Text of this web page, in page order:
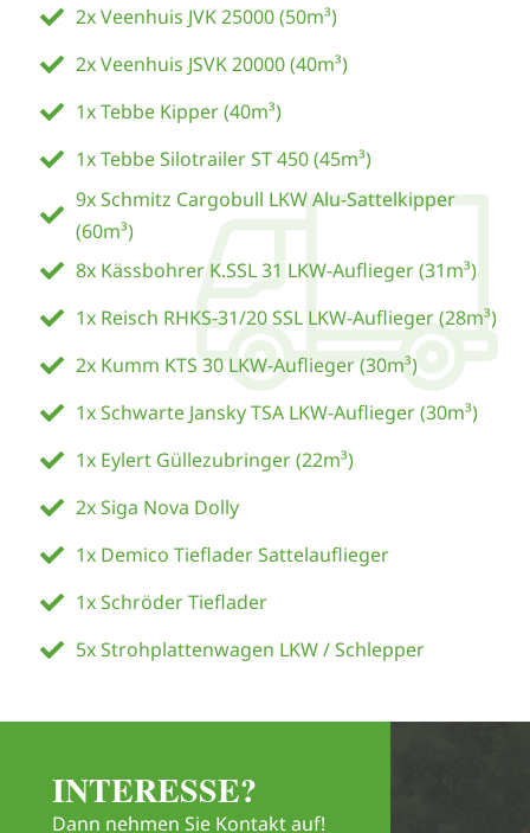
2x Veenhuis JVK 25000 (50m³)
2x Veenhuis JSVK 20000 (40m³)
1x Tebbe Kipper (40m³)
1x Tebbe Silotrailer ST 450 (45m³)
9x Schmitz Cargobull LKW Alu-Sattelkipper
(60m³)
8x Kässbohrer K.SSL 31 LKW-Auflieger (31m³)
1x Reisch RHKS-31/20 SSL LKW-Auflieger (28m³)
2x Kumm KTS 30 LKW-Auflieger (30m³)
1x Schwarte Jansky TSA LKW-Auflieger (30m³)
1x Eylert Güllezubringer (22m³)
2x Siga Nova Dolly
1x Demico Tieflader Sattelauflieger
1x Schröder Tieflader
5x Strohplattenwagen LKW / Schlepper
INTERESSE?
Dann nehmen Sie Kontakt auf!